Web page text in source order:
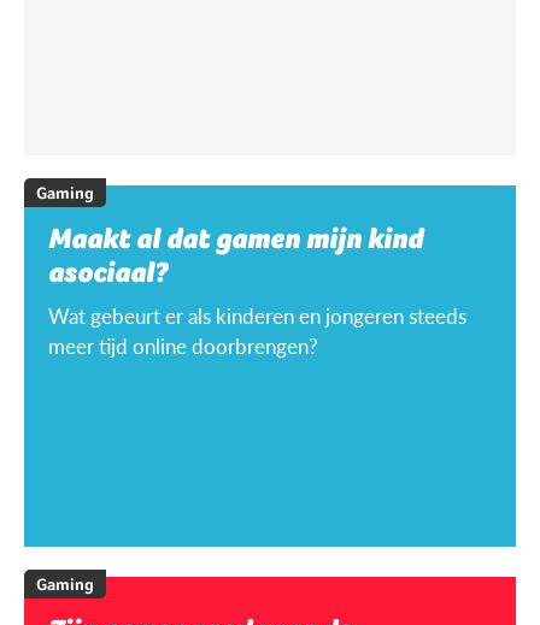
Gaming
Maakt al dat gamen mijn kind
asociaal?
Wat gebeurt er als kinderen en jongeren steeds
meer tijd online doorbrengen?
Gaming